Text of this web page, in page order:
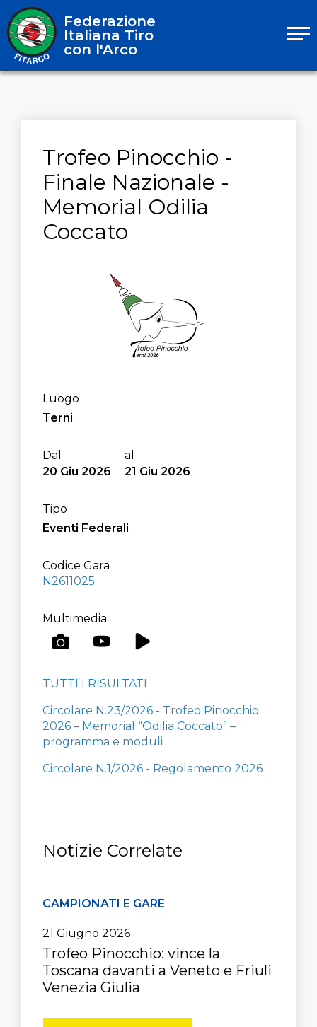
Federazione
Italiana Tiro
con l'Arco
Trofeo Pinocchio -
Finale Nazionale -
Memorial Odilia
Coccato
Luogo
Terni
20 Giu 2026 21 Giu 2026
Tipo
Eventi Federali
Codice Gara
N2611025
Multimedia
TUTTI I RISULTATI
Circolare N.23/2026 - Trofeo Pinocchio
2026 – Memorial “Odilia Coccato” –
programma e moduli
Circolare N.1/2026 - Regolamento 2026
Notizie Correlate
CAMPIONATI E GARE
21 Giugno 2026
Trofeo Pinocchio: vince la
Toscana davanti a Veneto e Friuli
Venezia Giulia